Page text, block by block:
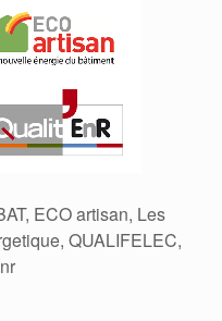
ECO artisan, Les
QUALIFELEC,